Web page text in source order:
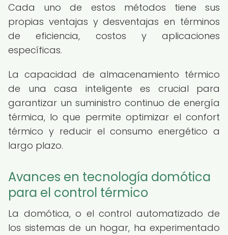
Cada uno de estos métodos tiene sus
propias ventajas y desventajas en términos
de eficiencia, costos y aplicaciones
específicas.
La capacidad de almacenamiento térmico
de una casa inteligente es crucial para
garantizar un suministro continuo de energía
térmica, lo que permite optimizar el confort
térmico y reducir el consumo energético a
largo plazo.
Avances en tecnología domótica
para el control térmico
La domótica, o el control automatizado de
los sistemas de un hogar, ha experimentado